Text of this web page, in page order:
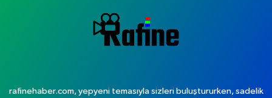
rafinehaber.com, yepyeni temasıyla sizleri buluştururken, sadelik